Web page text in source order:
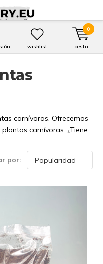
wishlist cesta
0
carnívoras. Ofrecemos
carnívoras. ¿Tiene
por: